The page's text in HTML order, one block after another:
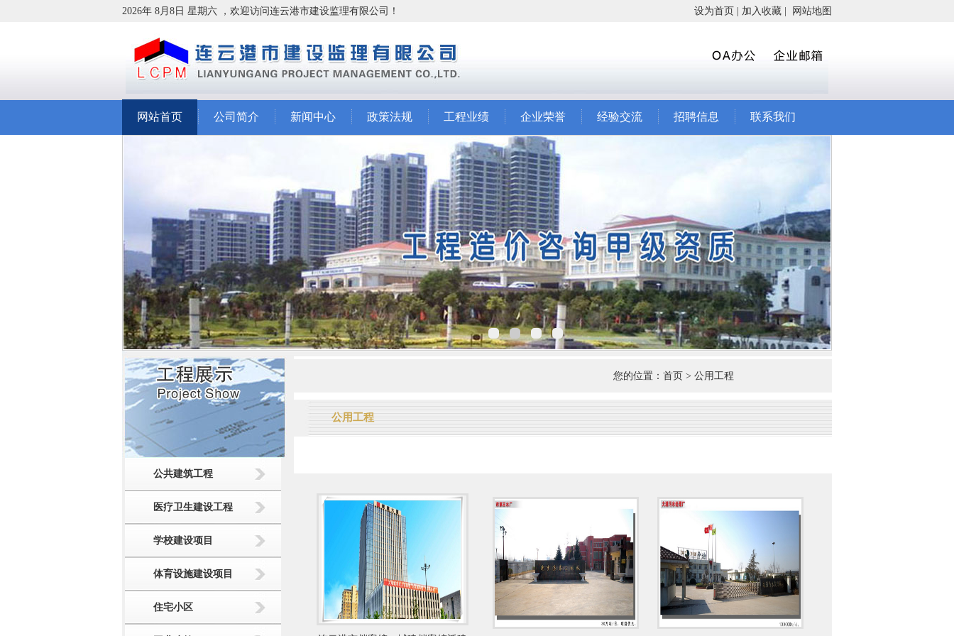
2026年 8月8日 星期六 ，欢迎访问连云港市建设监理有限公司！ 设为首页 加入收藏 网站地图
网站首页 公司简介 新闻中心 政策法规 工程业绩 企业荣誉 经验交流 招聘信息 联系我们
公共建筑工程
医疗卫生建设工程
学校建设项目
体育设施建设项目
住宅小区
您的位置：首页 > 公用工程
公用工程